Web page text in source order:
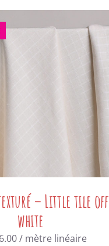
– Little tile off
white
/ mètre linéaire